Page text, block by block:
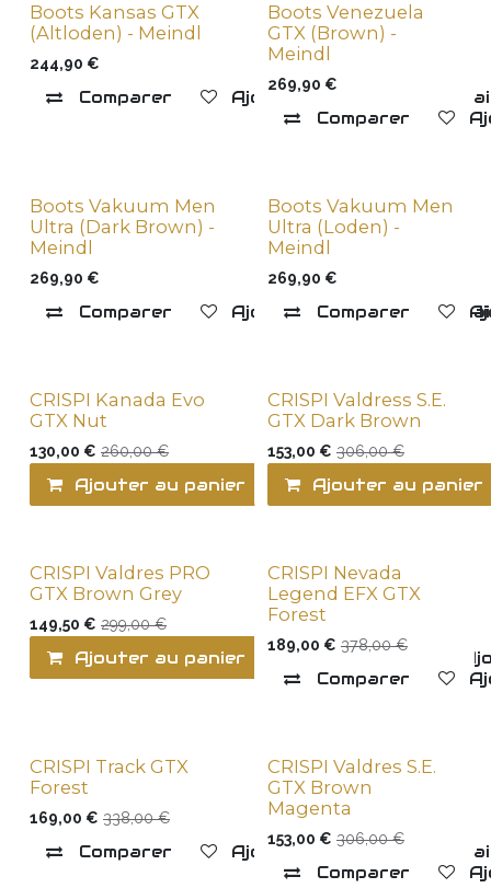
Boots Kansas GTX
(Altloden) - Meindl
244,90 €
Comparer Ajouter à la liste de
Boots Venezuela
GTX (Brown) -
Meindl
269,90 €
Comparer
Boots Vakuum Men
Ultra (Dark Brown) -
Meindl
269,90 €
Comparer Ajouter à la liste de
Boots Vakuum Men
Ultra (Loden) -
Meindl
269,90 €
Comparer
Last items
CRISPI Kanada Evo
GTX Nut
130,00 € 260,00€
Ajouter au panier Comparer
Last items
CRISPI Valdress S.E.
GTX Dark Brown
153,00 € 306,00€
Ajouter au panier
Last items
CRISPI Valdres PRO
GTX Brown Grey
149,50 € 299,00€
Ajouter au panier Comparer
Last items
CRISPI Nevada
Legend EFX GTX
Forest
189,00 € 378,00€
Comparer
Last items
CRISPI Track GTX
Forest
169,00 € 338,00€
Comparer Ajouter à la liste de
Last items
CRISPI Valdres S.E.
GTX Brown
Magenta
153,00 € 306,00€
Comparer